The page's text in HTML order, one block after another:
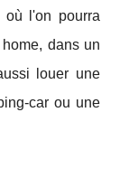
où l'on pourra
dans un
louer une
car ou une